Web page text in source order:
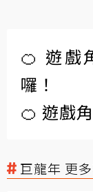
🍊 遊戲
囉！
🍊 遊戲
巨龍年 更